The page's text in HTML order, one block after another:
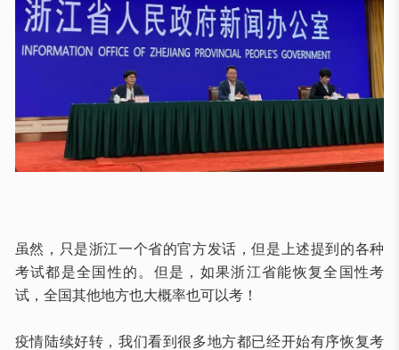
虽然，只是浙江一个省的官方发话，但是上述提到的各种
考试都是全国性的。但是，如果浙江省能恢复全国性考
试，全国其他地方也大概率也可以考！
疫情陆续好转，我们看到很多地方都已经开始有序恢复考